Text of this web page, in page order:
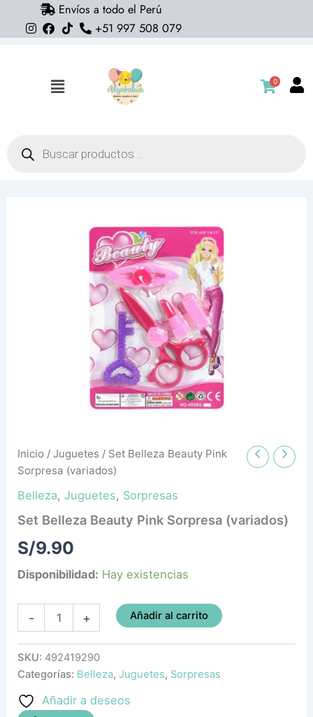
Envíos a todo el Perú
+51 997 508 079
Flyout
0
productos
Inicio /Juguetes / Set Belleza Beauty Pink
Sorpresa (variados)
Belleza,Juguetes, Sorpresas
Set Belleza Beauty Pink Sorpresa (variados)
S/9.90
Disponibilidad: Hay existencias
- + Añadir al carrito
SKU: 492419290
Categorías: Belleza,Juguetes, Sorpresas
Añadir a deseos